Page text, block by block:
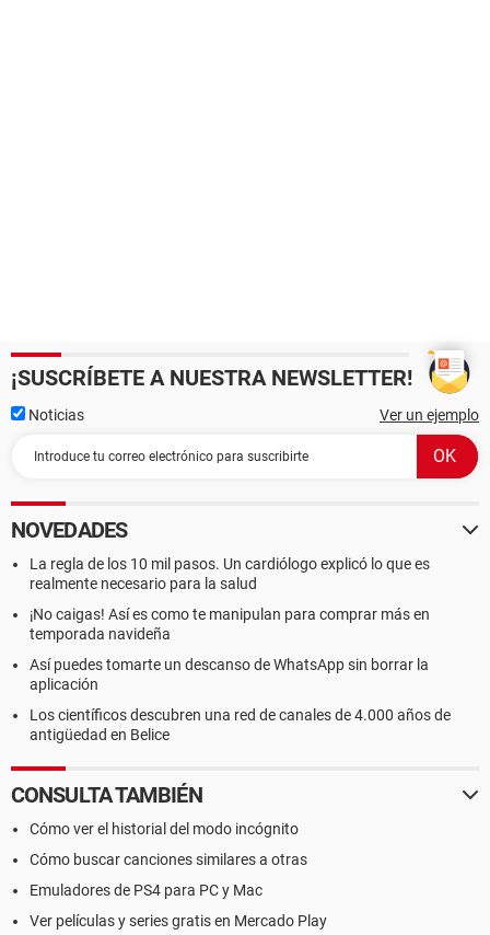
¡SUSCRÍBETE A NUESTRA NEWSLETTER!
Noticias Ver un ejemplo
NOVEDADES
La regla de los 10 mil pasos. Un cardiólogo explicó lo que es
realmente necesario para la salud
¡No caigas! Así es como te manipulan para comprar más en
temporada navideña
Así puedes tomarte un descanso de WhatsApp sin borrar la
aplicación
Los científicos descubren una red de canales de 4.000 años de
antigüedad en Belice
CONSULTA TAMBIÉN
Cómo ver el historial del modo incógnito
Cómo buscar canciones similares a otras
Emuladores de PS4 para PC y Mac
Ver películas y series gratis en Mercado Play